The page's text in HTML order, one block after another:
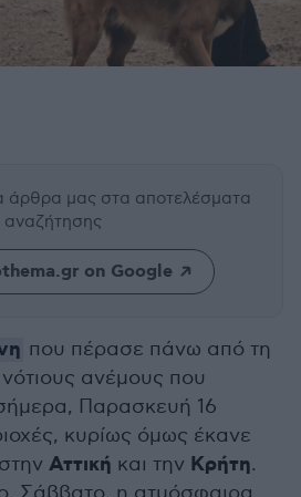
άρθρα μας στα αποτελέσματα
αναζήτησης
on Google
που πέρασε πάνω από τη
ανέμους που
Παρασκευή 16
κυρίως όμως έκανε
Αττική και την Κρήτη.